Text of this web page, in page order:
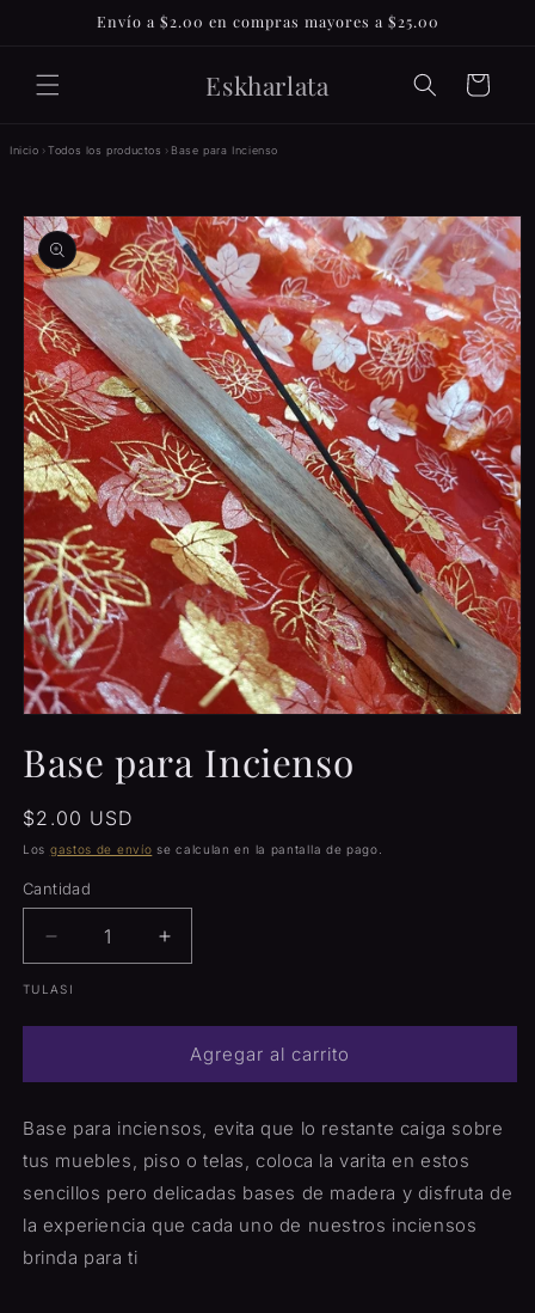
directamenteEnvío a $2.00 en compras mayores a $25.00
Eskharlata Carrito
Inicio › Todos los productos › Base para Incienso
directamente
a la
información
del producto
multimedia
1
una
ventana
modal
Base para Incienso
Precio
habitual
$2.00 USD
Los gastos de envío se calculan en la pantalla de pago.
Cantidad
Cantidad
Reducir
cantidad
para
Base
Aumentar
cantidad
Base
para
Incienso
TULASI
Agregar al carrito
Base para inciensos, evita que lo restante caiga sobre
tus muebles, piso o telas, coloca la varita en estos
sencillos pero delicadas bases de madera y disfruta de
la experiencia que cada uno de nuestros inciensos
brinda para ti